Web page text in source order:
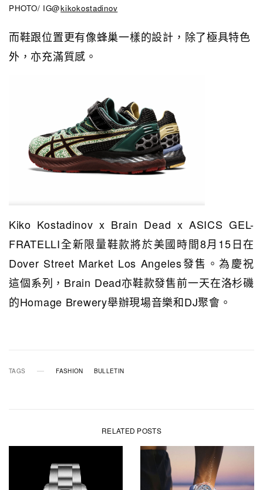
PHOTO/ IG@kikokostadinov
而鞋跟位置更有像蜂巢一樣的設計，除了極具特色
外，亦充滿質感。
Kiko Kostadinov x Brain Dead x ASICS GEL-
FRATELLI全新限量鞋款將於美國時間8月15日在
Dover Street Market Los Angeles發售。為慶祝
這個系列，Brain Dead亦鞋款發售前一天在洛杉磯
的Homage Brewery舉辦現場音樂和DJ聚會。
TAGS FASHION BULLETIN
RELATED POSTS